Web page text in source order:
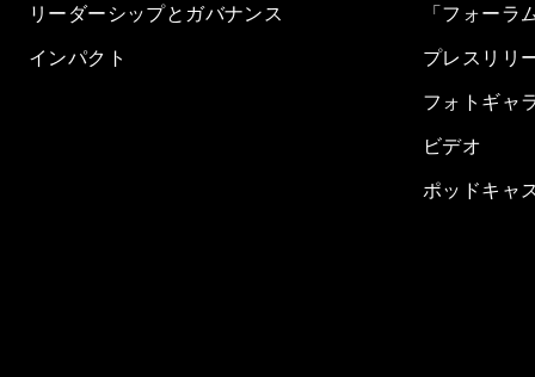
リーダーシップとガバナンス
インパクト
「フォーラ
プレスリリ
フォトギャ
ビデオ
ポッドキャ